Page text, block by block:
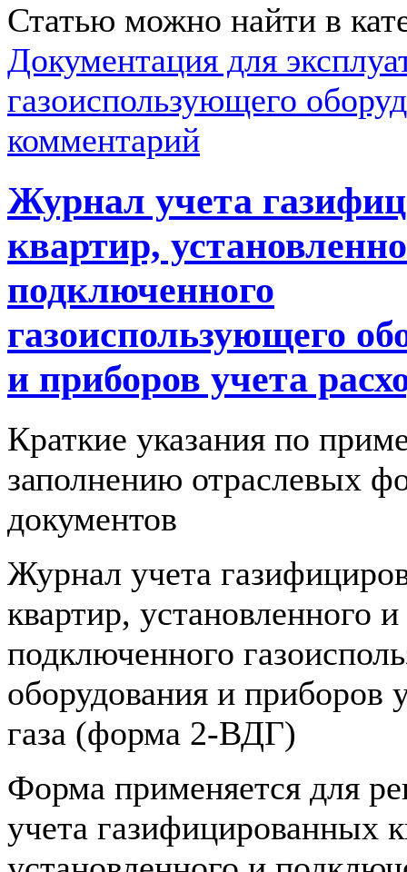
Статью можно найти в
Документация для
газоиспользующего
комментарий
Журнал учета
квартир,
подключенного
газоиспользующего
и приборов учета
Краткие указания по
заполнению отраслевых
документов
Журнал учета
квартир, установленного и
подключенного
оборудования и приборов
газа (форма 2-ВДГ)
Форма применяется для
учета газифицированных